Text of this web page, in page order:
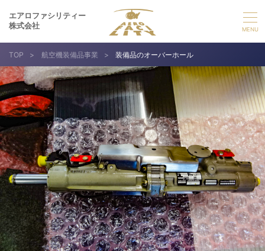
エアロファシリティー
株式会社
選ばれる理由
事業紹介
実績紹介
企業情報
採用情報
お問い合わせ
TOP > 航空機装備品事業 > 装備品のオーバーホール